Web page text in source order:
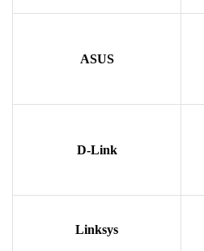
ASUS
D-Link
Linksys